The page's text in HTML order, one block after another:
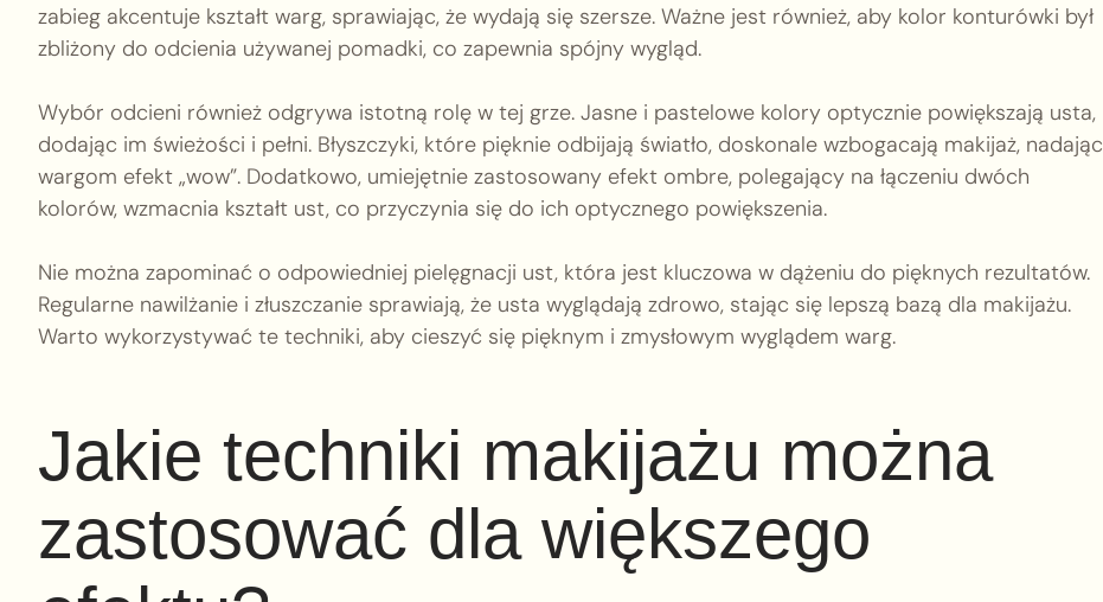
zabieg akcentuje kształt warg, sprawiając, że wydają się szersze. Ważne jest również, aby kolor konturówki był
zbliżony do odcienia używanej pomadki, co zapewnia spójny wygląd.
Wybór odcieni również odgrywa istotną rolę w tej grze. Jasne i pastelowe kolory optycznie powiększają usta,
dodając im świeżości i pełni. Błyszczyki, które pięknie odbijają światło, doskonale wzbogacają makijaż, nadając
wargom efekt „wow”. Dodatkowo, umiejętnie zastosowany efekt ombre, polegający na łączeniu dwóch
kolorów, wzmacnia kształt ust, co przyczynia się do ich optycznego powiększenia.
Nie można zapominać o odpowiedniej pielęgnacji ust, która jest kluczowa w dążeniu do pięknych rezultatów.
Regularne nawilżanie i złuszczanie sprawiają, że usta wyglądają zdrowo, stając się lepszą bazą dla makijażu.
Warto wykorzystywać te techniki, aby cieszyć się pięknym i zmysłowym wyglądem warg.
Jakie techniki makijażu można
zastosować dla większego